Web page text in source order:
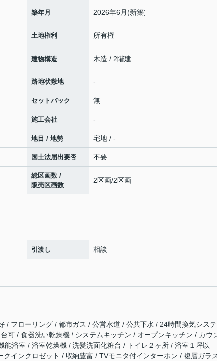
築年月 2026年6月(新築)
土地権利 所有権
建物構造 木造 / 2階建
路地状敷地 -
セットバック 無
施工会社 -
地目 / 地勢 宅地 / -
国土法届出要否 不要
総区画数 /
販売区画数
2区画/2区画
引渡し 相談
/ フローリング / 都市ガス / 公営水道 / 公共下水 / 24時間換気システ
可 / 食器洗い乾燥機 / システムキッチン / オープンキッチン / カウ
能浴室 / 浴室乾燥機 / 洗髪洗面化粧台 / トイレ２ヶ所 / 浴室１坪以
クインクロゼット / 収納豊富 / TVモニタ付インターホン / 複層ガラ